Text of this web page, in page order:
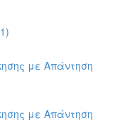
με Απάντηση
με Απάντηση